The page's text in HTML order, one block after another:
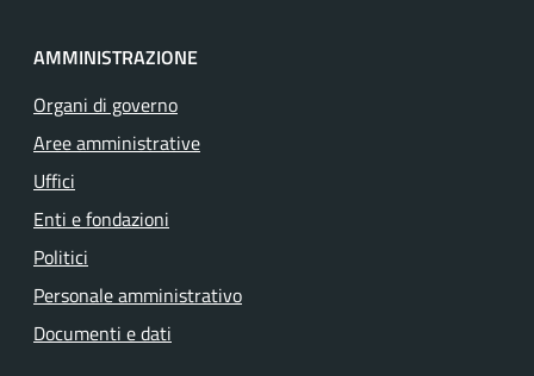
AMMINISTRAZIONE
Organi di governo
Aree amministrative
Uffici
Enti e fondazioni
Politici
Personale amministrativo
Documenti e dati